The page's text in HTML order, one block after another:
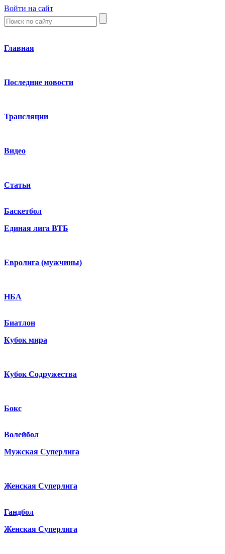
Войти на сайт
Главная
Последние новости
Трансляции
Видео
Статьи
Баскетбол
Единая лига ВТБ
Евролига (мужчины)
НБА
Биатлон
Кубок мира
Кубок Содружества
Бокс
Волейбол
Мужская Суперлига
Женская Суперлига
Гандбол
Женская Суперлига